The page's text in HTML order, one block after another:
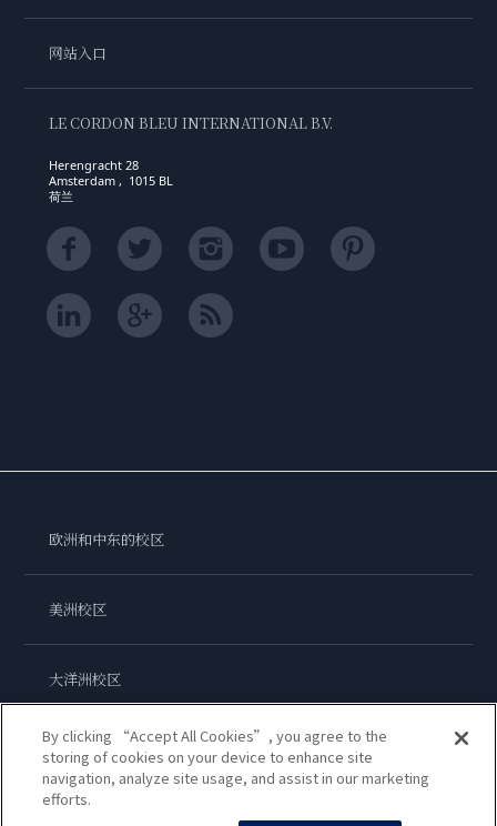
网站入口
LE CORDON BLEU INTERNATIONAL B.V.
Herengracht 28
Amsterdam , 1015 BL
荷兰
欧洲和中东的校区
美洲校区
大洋洲校区
亚洲校区
By clicking “Accept All Cookies”, you agree to the
storing of cookies on your device to enhance site
navigation, analyze site usage, and assist in our marketing
efforts.